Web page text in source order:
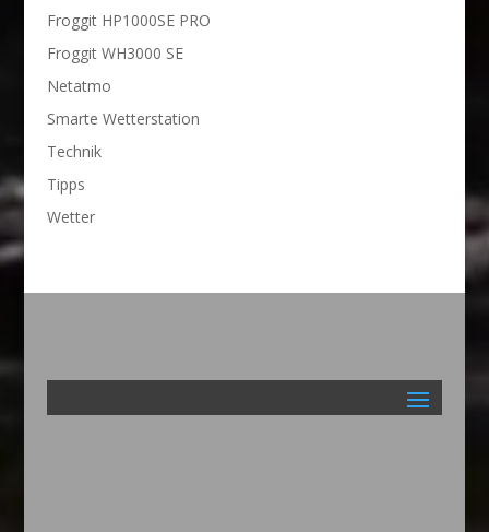
Froggit HP1000SE PRO
Froggit WH3000 SE
Netatmo
Smarte Wetterstation
Technik
Tipps
Wetter